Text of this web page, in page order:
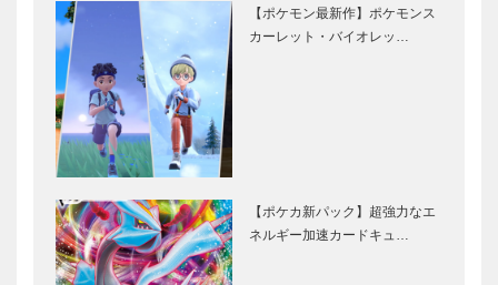
【ポケモン最新作】ポケモンス
カーレット・バイオレッ…
【ポケカ新パック】超強力なエ
ネルギー加速カードキュ…